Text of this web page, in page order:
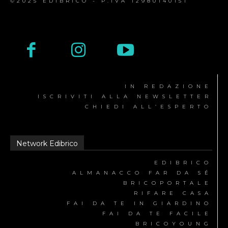
IN REDAZIONE
ISCRIVITI ALLA NEWSLETTER
CHIEDI ALL’ESPERTO
Network Edibrico
EDIBRICO
ALMANACCO FAR DA SÉ
BRICOPORTALE
RIFARE CASA
FAI DA TE IN GIARDINO
FAI DA TE FACILE
BRICOYOUNG